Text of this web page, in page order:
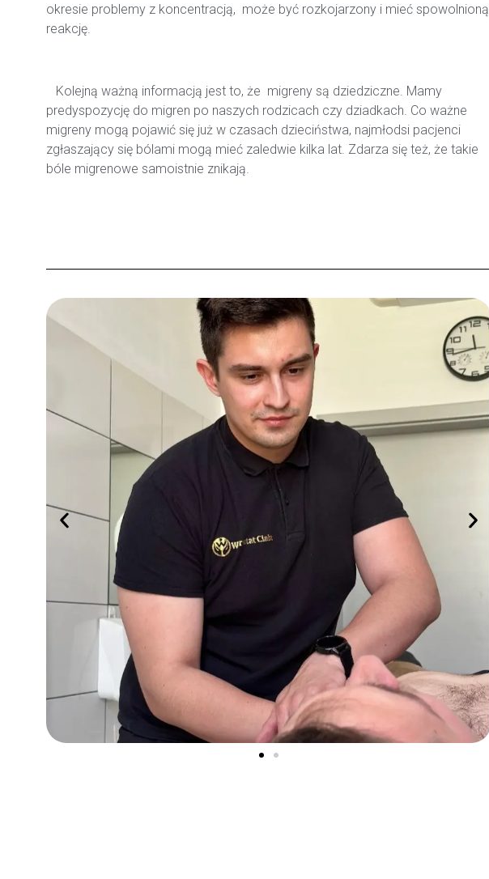
okresie problemy z koncentracją, może być rozkojarzony i mieć spowolnioną
reakcję.
Kolejną ważną informacją jest to, że migreny są dziedziczne. Mamy
predyspozycję do migren po naszych rodzicach czy dziadkach. Co ważne
migreny mogą pojawić się już w czasach dzieciństwa, najmłodsi pacjenci
zgłaszający się bólami mogą mieć zaledwie kilka lat. Zdarza się też, że takie
bóle migrenowe samoistnie znikają.